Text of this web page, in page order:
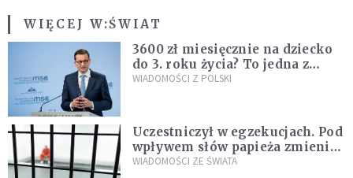
WIĘCEJ W:ŚWIAT
3600 zł miesięcznie na dziecko
do 3. roku życia? To jedna z
propozycji programu "Rozwój
WIADOMOŚCI Z POLSKI
Uczestniczył w egzekucjach. Pod
wpływem słów papieża zmienił
zdanie
WIADOMOŚCI ZE ŚWIATA